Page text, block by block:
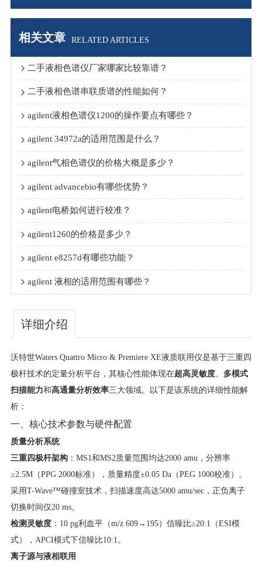
相关文章 RELATED ARTICLES
二手液相色谱仪厂家哪家比较靠谱？
二手液相色谱串联质谱的性能如何？
agilent液相色谱仪1200的操作要点有哪些？
agilent 34972a的适用范围是什么？
agilent气相色谱仪的价格大概是多少？
agilent advancebio有哪些优势？
agilent电桥如何进行校准？
agilent1260的价格是多少？
agilent e8257d有哪些功能？
agilent 液相的适用范围有哪些？
详细介绍
沃特世Waters Quattro Micro & Premiere XE液质联用仪是基于三重四
极杆技术的定量分析平台，其核心性能体现在​​超高灵敏度​​、​ ​多模式
扫描能力​​和​​高通量分析效率​​三大领域。以下是该系统的详细性能解
析：
一、核心技术参数与硬件配置
​质量分析系统​
​三重四极杆架构​​：MS1和MS2质量范围均达2000 amu，分辨率
≥2.5M（PPG 2000标准），质量精度±0.05 Da（PEG 1000校准）。
采用T-Wave™碰撞室技术，扫描速度高达5000 amu/sec，正负离子
切换时间仅20 ms。
​检测灵敏度​​：10 pg利血平（m/z609→195）信噪比≥20:1（ESI模
式），APCI模式下信噪比10:1。
​离子源与液相联用​